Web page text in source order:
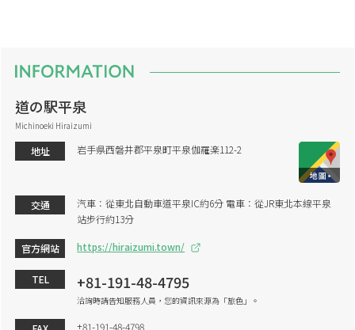
道の駅平泉
Michinoeki Hiraizumi
地址 岩手県西磐井郡平泉町平泉伽羅楽112-2
交通
汽車：從東北自動車道平泉IC約6分 電車：從JR東北本線平泉
站步行約13分
官方網站 https://hiraizumi.town/
TEL +81-191-48-4795
洽詢時請告知服務人員，您的資訊來源為「旅色」。
+81-191-48-4798